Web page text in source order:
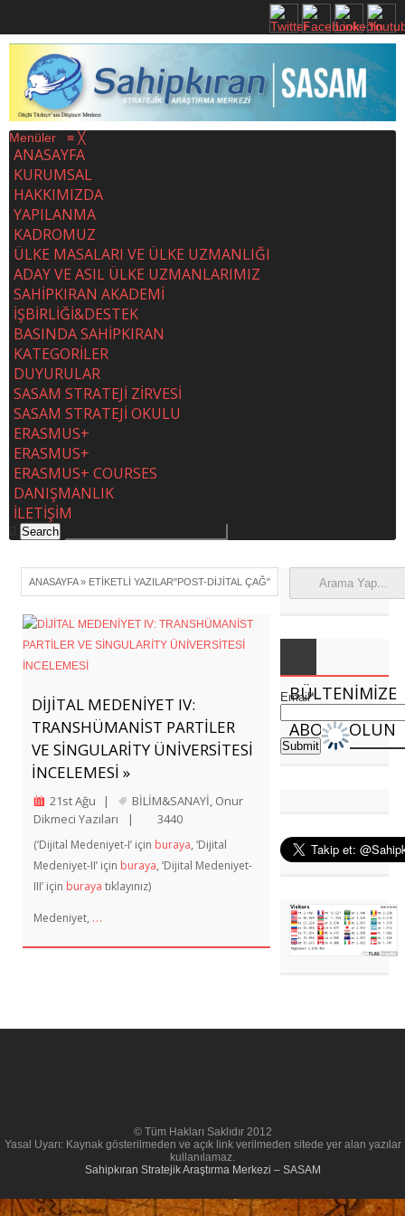
Menüler ≡ ╳
ANASAYFA
KURUMSAL
HAKKIMIZDA
YAPILANMA
KADROMUZ
ÜLKE MASALARI VE ÜLKE UZMANLIĞI
ADAY VE ASIL ÜLKE UZMANLARIMIZ
SAHİPKIRAN AKADEMİ
İŞBİRLİĞİ&DESTEK
BASINDA SAHİPKIRAN
KATEGORİLER
DUYURULAR
SASAM STRATEJİ ZİRVESİ
SASAM STRATEJİ OKULU
ERASMUS+
ERASMUS+
ERASMUS+ COURSES
DANIŞMANLIK
İLETİŞİM
ANASAYFA» ETIKETLI YAZILAR"POST-DIJITAL ÇAĞ"
DİJİTAL MEDENİYET IV:
TRANSHÜMANİST PARTİLER
VE SİNGULARİTY ÜNİVERSİTESİ
İNCELEMESİ »
21st Ağu | BİLİM&SANAYİ Onur
Dikmeci Yazıları
| 3440
(‘Dijital Medeniyet-I’ için buraya, ‘Dijital
Medeniyet-II’ için buraya, ‘Dijital Medeniyet-
III’ için buraya tıklayınız)
Medeniyet, …
BÜLTENIMIZE
ABONE OLUN
Email*
© Tüm Hakları Saklıdır 2012
Yasal Uyarı: Kaynak gösterilmeden ve açık link verilmeden sitede yer alan yazılar
kullanılamaz.
Sahipkıran Stratejik Araştırma Merkezi – SASAM